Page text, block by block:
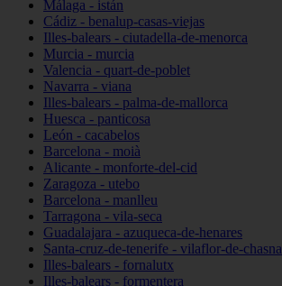
Málaga - istán
Cádiz - benalup-casas-viejas
Illes-balears - ciutadella-de-menorca
Murcia - murcia
Valencia - quart-de-poblet
Navarra - viana
Illes-balears - palma-de-mallorca
Huesca - panticosa
León - cacabelos
Barcelona - moià
Alicante - monforte-del-cid
Zaragoza - utebo
Barcelona - manlleu
Tarragona - vila-seca
Guadalajara - azuqueca-de-henares
Santa-cruz-de-tenerife - vilaflor-de-chasna
Illes-balears - fornalutx
Illes-balears - formentera